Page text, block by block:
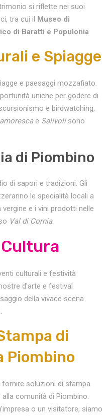
si riflette nei suoi
tra cui il Museo di
di Baratti e Populonia.
e Spiagge
e paesaggi mozzafiato.
uniche per godere di
e birdwatching,
e Salivolisono
di Piombino
di sapori e tradizioni. Gli
le specialità locali a
e i vini prodotti nelle
Val di Cornia.
culturali e festività
d'arte e festival
della vivace scena
di
Piombino
soluzioni di stampa
comunità di Piombino.
o un visitatore, siamo